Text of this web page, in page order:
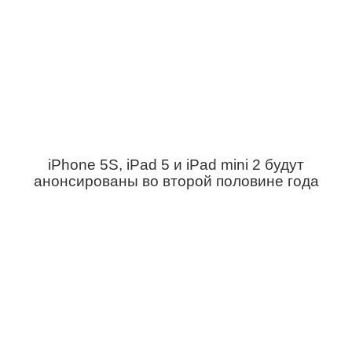
iPhone 5S, iPad 5 и iPad mini 2 будут
анонсированы во второй половине года